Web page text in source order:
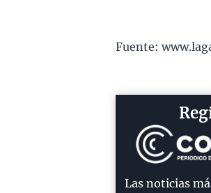
Fuente:
Las noticias